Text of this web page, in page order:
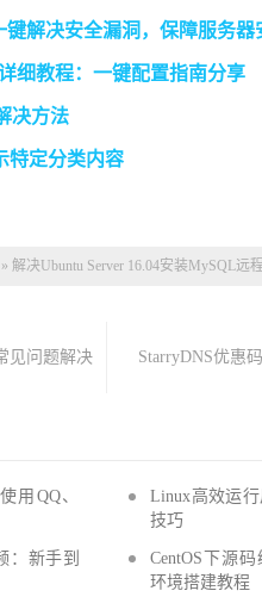
解决安全漏洞，保障服务器
细教程：一键配置指南分享
决方法
特定分类内容
» 解决Ubuntu Server 16.04安装MySQL远
见问题解决
StarryDNS优惠
用QQ、
Linux高效运
技巧
：新手到
CentOS下源
环境搭建教程